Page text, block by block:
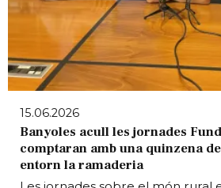
15.06.2026
Banyoles acull les jornades
comptaran amb una quinzena
entorn la ramaderia